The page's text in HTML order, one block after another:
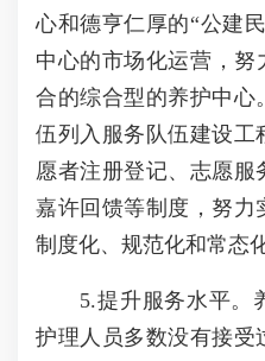
心和德亨仁厚的“公建
中心的市场化运营，努
合的综合型的养护中心
伍列入服务队伍建设工
愿者注册登记、志愿服
嘉许回馈等制度，努力
制度化、规范化和常态化
5.提升服务水平。
护理人员多数没有接受